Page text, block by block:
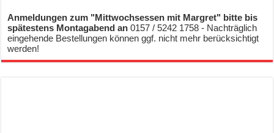
Anmeldungen zum "Mittwochsessen mit Margret" bitte bis
spätestens Montagabend an0157 / 5242 1758 - Nachträglich
eingehende Bestellungen können ggf. nicht mehr berücksichtigt
werden!